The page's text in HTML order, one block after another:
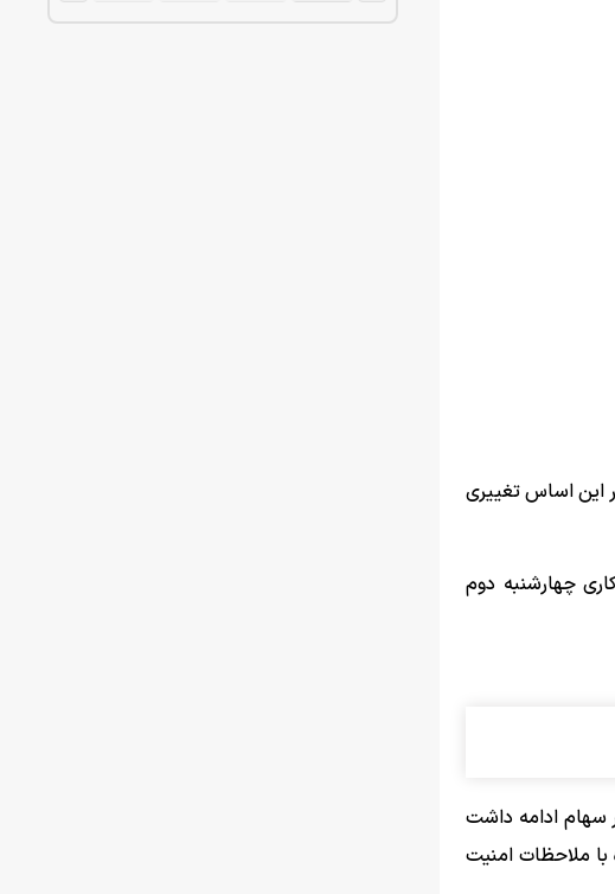
این اساس تغییری
‌شنبه ۲۹ فروردین تا پایان روز کاری چهارشنبه دوم
سهام ادامه داشت
ملاحظات امنیت